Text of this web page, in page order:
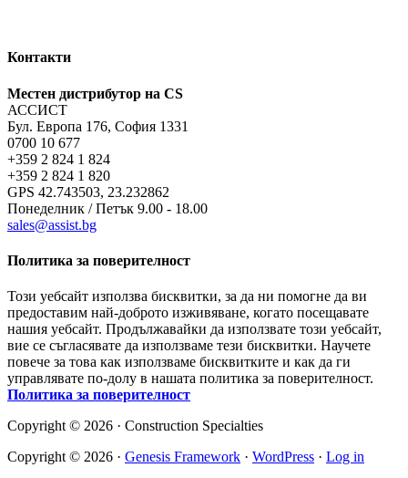
Контакти
Местен дистрибутор на CS
АССИСТ
Бул. Европа 176, София 1331
0700 10 677
+359 2 824 1 824
+359 2 824 1 820
GPS 42.743503, 23.232862
Понеделник / Петък 9.00 - 18.00
sales@assist.bg
Политика за поверителност
Този уебсайт използва бисквитки, за да ни помогне да ви
предоставим най-доброто изживяване, когато посещавате
нашия уебсайт. Продължавайки да използвате този уебсайт,
вие се съгласявате да използваме тези бисквитки. Научете
повече за това как използваме бисквитките и как да ги
управлявате по-долу в нашата политика за поверителност.
Политика за поверителност
Copyright © 2026 · Construction Specialties
Copyright © 2026 · Genesis Framework · WordPress · Log in